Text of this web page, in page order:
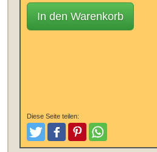
In den Warenkorb
Diese Seite teilen:
TweetenPostenPinterestTeilen